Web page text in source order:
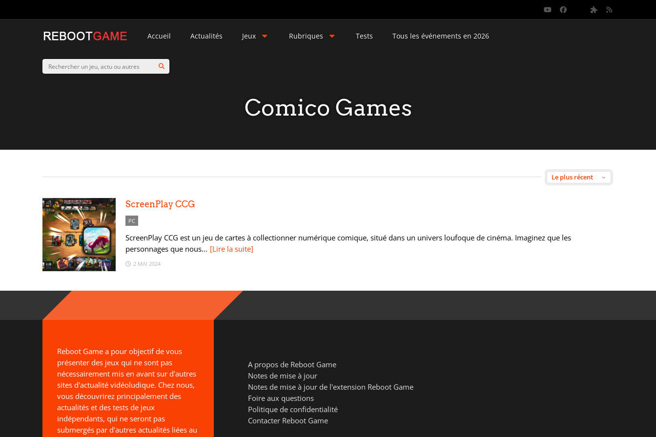
Accueil Actualités Jeux Rubriques Tests Tous les événements en 2026
Comico Games
ScreenPlay CCG
PC
ScreenPlay CCG est un jeu de cartes à collectionner numérique comique, situé dans un univers loufoque de cinéma. Imaginez que les
personnages que nous... [Lire la suite]
2 MAI 2024
Reboot Game a pour objectif de vous
présenter des jeux qui ne sont pas
nécessairement mis en avant sur d'autres
sites d'actualité vidéoludique. Chez nous,
vous découvrirez principalement des
actualités et des tests de jeux
indépendants, qui ne seront pas
submergés par d'autres actualités liées au
A propos de Reboot Game
Notes de mise à jour
Notes de mise à jour de l'extension Reboot Game
Foire aux questions
Politique de confidentialité
Contacter Reboot Game